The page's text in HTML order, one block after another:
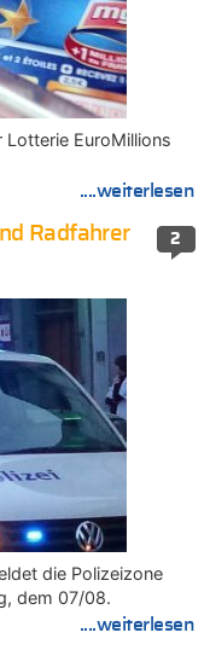
Lotterie EuroMillions
....weiterlesen
2
Radfahrer
die Polizeizone
dem 07/08.
....weiterlesen